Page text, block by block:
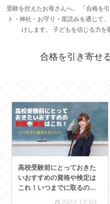
受験を控えたお母さんへ。 「合格を
ト・神社・お守り・星読みを通じて
けします。 子どもを信じる力を
合格を引き寄せ
高校受験前にとっておきた
いおすすめの資格や検定は
これ！いつまでに取るのが
2022.12.03